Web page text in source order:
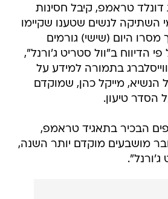
טראמפ, קיבל חסינות
השתיקה לנשים שטענו שקיימו
היום (שישי) גורמים
הדיווח ב"וול סטריט ג'ורנל",
בתמורה למידע על
הנשיא, מייקל כהן, שמוקדם
הסדר טיעון.
הבכיר בתאגיד טראמפ,
מושבעים מוקדם יותר השנה,
ג'ורנל".